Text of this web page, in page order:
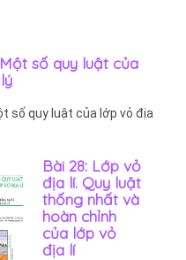
số quy luật của
số quy luật của lớp vỏ địa
Bài 28: Lớp vỏ
địa lí. Quy luật
thống nhất và
hoàn chỉnh
của lớp vỏ
địa lí